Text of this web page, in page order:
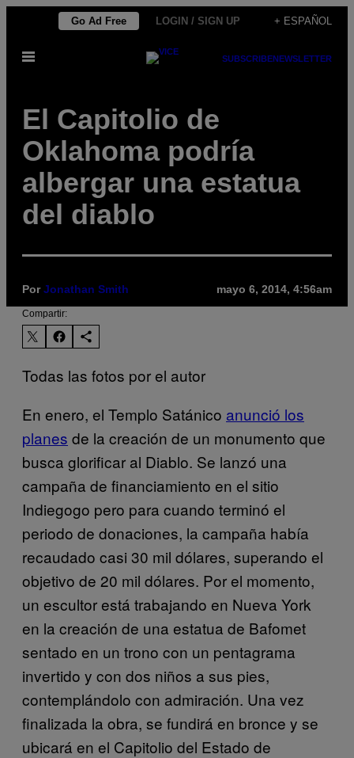
contenido
Go Ad Free LOGIN / SIGN UP + ESPAÑOL
Abrir
SUBSCRIBENEWSLETTER
El Capitolio de
Oklahoma podría
albergar una estatua
del diablo
PorJonathan Smith mayo 6, 2014, 4:56am
Compartir:
Todas las fotos por el autor
En enero, el Templo Satánico anunció los
planes de la creación de un monumento que
busca glorificar al Diablo. Se lanzó una
campaña de financiamiento en el sitio
Indiegogo pero para cuando terminó el
periodo de donaciones, la campaña había
recaudado casi 30 mil dólares, superando el
objetivo de 20 mil dólares. Por el momento,
un escultor está trabajando en Nueva York
en la creación de una estatua de Bafomet
sentado en un trono con un pentagrama
invertido y con dos niños a sus pies,
contemplándolo con admiración. Una vez
finalizada la obra, se fundirá en bronce y se
ubicará en el Capitolio del Estado de